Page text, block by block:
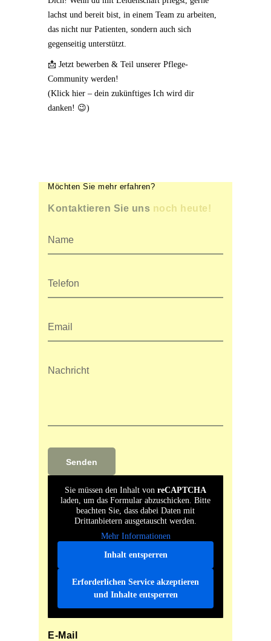
lachst und bereit bist, in einem Team zu arbeiten,
das nicht nur Patienten, sondern auch sich
gegenseitig unterstützt.
📩 Jetzt bewerben & Teil unserer Pflege-
Community werden!
(Klick hier – dein zukünftiges Ich wird dir
danken! 😉)
Möchten Sie mehr erfahren?
Kontaktieren Sie uns noch heute!
Sie müssen den Inhalt von reCAPTCHA
laden, um das Formular abzuschicken. Bitte
beachten Sie, dass dabei Daten mit
Drittanbietern ausgetauscht werden.
Mehr Informationen
Inhalt entsperren
Erforderlichen Service akzeptieren
und Inhalte entsperren
E-Mail